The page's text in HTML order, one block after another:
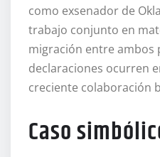
como exsenador de
trabajo conjunto en
migración entre ambos
declaraciones ocurren
creciente colaboración
Caso